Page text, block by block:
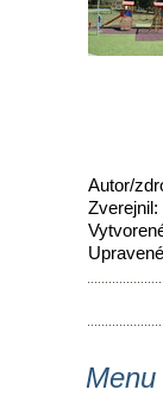
Autor/
Menu